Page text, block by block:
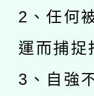
2、任何
運而捕捉
3、自強